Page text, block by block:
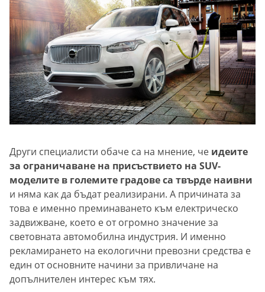
Други специалисти обаче са на мнение, че идеите
за ограничаване на присъствието на SUV-
моделите в големите градове са твърде наивни
и няма как да бъдат реализирани. А причината за
това е именно преминаването към електрическо
задвижване, което е от огромно значение за
световната автомобилна индустрия. И именно
рекламирането на екологични превозни средства е
един от основните начини за привличане на
допълнителен интерес към тях.